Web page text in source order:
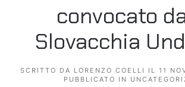
convocato
Slovacchia
SCRITTO DA LORENZO COELLI IL 11
PUBBLICATO IN